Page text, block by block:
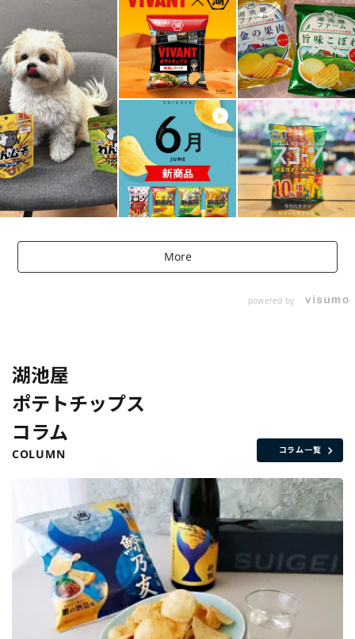
More
powered by
湖池屋
ポテトチップス
コラム
COLUMN コラム一覧